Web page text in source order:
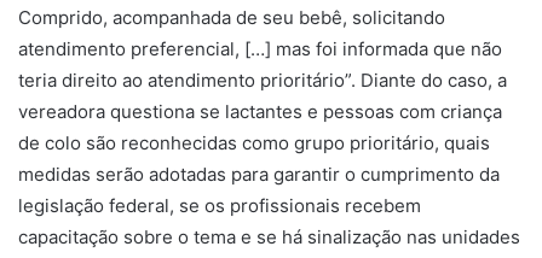
Comprido, acompanhada de seu bebê, solicitando
atendimento preferencial, […] mas foi informada que não
teria direito ao atendimento prioritário”. Diante do caso, a
vereadora questiona se lactantes e pessoas com criança
de colo são reconhecidas como grupo prioritário, quais
medidas serão adotadas para garantir o cumprimento da
legislação federal, se os profissionais recebem
capacitação sobre o tema e se há sinalização nas unidades